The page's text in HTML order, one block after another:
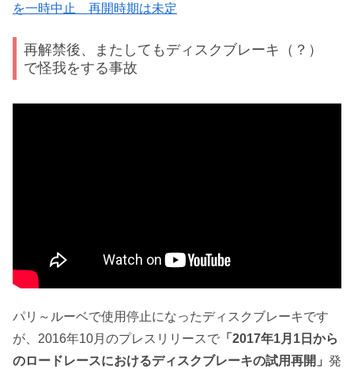
を一時中止 再開時期は未定
再解禁後、またしてもディスクブレーキ（？）
で怪我をする事故
パリ～ルーベで使用停止になったディスクブレーキです
が、2016年10月のプレスリリースで 「2017年1月1日から
のロードレースにおけるディスクブレーキの試用再開」 発